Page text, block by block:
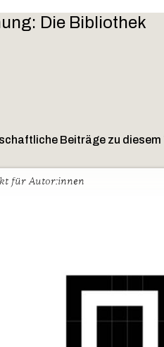
Die Bibliothek
Beiträge zu diesem
für Autor:innen